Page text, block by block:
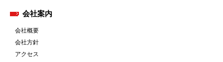
会社案内
会社概要
会社方針
アクセス